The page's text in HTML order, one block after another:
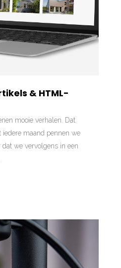
& HTML-
mooie verhalen. Dat
iedere maand pennen we
we vervolgens in een